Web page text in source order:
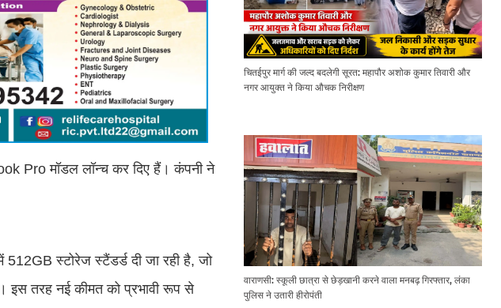
Pro मॉडल लॉन्च कर दिए हैं। कंपनी ने
स्टोरेज स्टैंडर्ड दी जा रही है, जो
इस तरह नई कीमत को प्रभावी रूप से
चितईपुर मार्ग की जल्द बदलेगी सूरत: महापौर अशोक कुमार तिवारी और
नगर आयुक्त ने किया औचक निरीक्षण
वाराणसी: स्कूली छात्रा से छेड़खानी करने वाला मनबढ़ गिरफ्तार, लंका
पुलिस ने उतारी हीरोपंती